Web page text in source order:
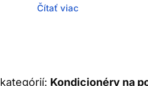
a poddajnejšie. V kategórii
vystavené menšiemu ťahaniu
Čítať viac
Kondicionéry na